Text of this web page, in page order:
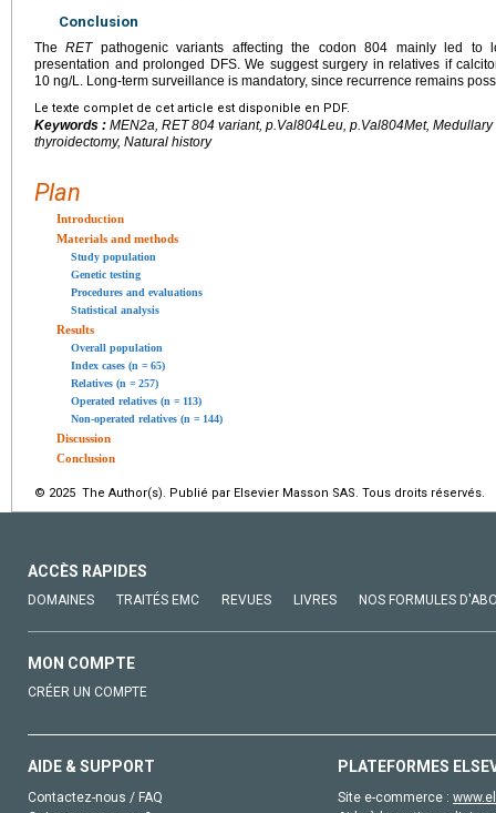
Conclusion
TheRETpathogenic variants affecting the codon 804 mainly led to
presentation and prolonged DFS. We suggest surgery in relatives if
10 ng/L. Long-term surveillance is mandatory, since recurrence remains
Le texte complet de cet article est disponible en PDF.
Keywords : MEN2a, RET 804 variant, p.Val804Leu, p.Val804Met,
thyroidectomy, Natural history
Plan
Introduction
Materials and methods
Study population
Genetic testing
Procedures and evaluations
Statistical analysis
Results
Overall population
Index cases (n = 65)
Relatives (n = 257)
Operated relatives (n = 113)
Non-operated relatives (n = 144)
Discussion
Conclusion
© 2025 The Author(s). Publié par Elsevier Masson SAS. Tous droits réservés.
ACCÈS RAPIDES
DOMAINES TRAITÉS EMC REVUES LIVRES NOS FORMULES
MON COMPTE
CRÉER UN COMPTE
AIDE & SUPPORT
Contactez-nous / FAQ
PLATEFORMES
Site e-commerce :